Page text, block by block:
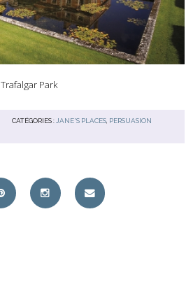
Trafalgar Park
CATÉGORIES :JANE'S PLACES, PERSUASION